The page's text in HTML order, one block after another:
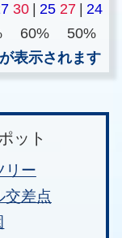
30 25 27
24
60%
50%
表示されます
ット
リー
交差点